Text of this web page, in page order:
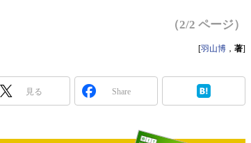
Master
Test &
（2/2 ページ）
[羽山博 ， 著]
見る Share